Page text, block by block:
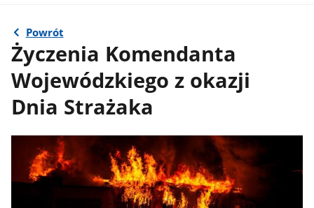
Powrót
Życzenia Komendanta
Wojewódzkiego z okazji
Dnia Strażaka